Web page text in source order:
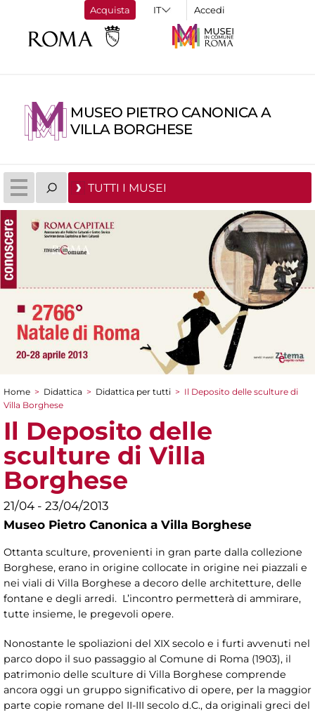
Acquista Accedi
MUSEO PIETRO CANONICA A
VILLA BORGHESE
TUTTI I MUSEI
Tu sei qui
Home > Didattica > Didattica per tutti > Il Deposito delle sculture di
Villa Borghese
Il Deposito delle
sculture di Villa
Borghese
21/04 - 23/04/2013
Museo Pietro Canonica a Villa Borghese
Ottanta sculture, provenienti in gran parte dalla collezione
Borghese, erano in origine collocate in origine nei piazzali e
nei viali di Villa Borghese a decoro delle architetture, delle
fontane e degli arredi. L’incontro permetterà di ammirare,
tutte insieme, le pregevoli opere.
Nonostante le spoliazioni del XIX secolo e i furti avvenuti nel
parco dopo il suo passaggio al Comune di Roma (1903), il
patrimonio delle sculture di Villa Borghese comprende
ancora oggi un gruppo significativo di opere, per la maggior
parte copie romane del II-III secolo d.C., da originali greci del